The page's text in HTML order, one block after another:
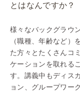
とはなんですか？
様々なバックグラウ
（職種、年齢など）
た方々とたくさんコ
ケーションを取れる
す。講義中もディス
ョン、グループワー